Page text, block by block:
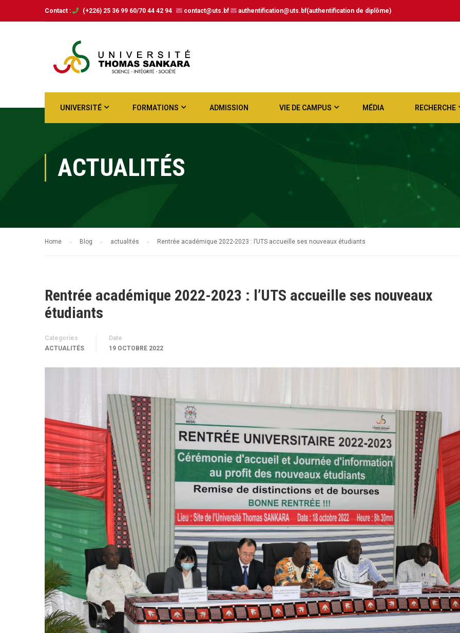
Contact : (+226) 25 36 99 60/70 44 42 94 contact@uts.bf authentification@uts.bf(authentification de diplôme)
UNIVERSITÉ FORMATIONS ADMISSION VIE DE CAMPUS MÉDIA RECHERCHE
ACTUALITÉS
Home Blog actualités Rentrée académique 2022-2023 : l’UTS accueille ses nouveaux étudiants
Rentrée académique 2022-2023 : l’UTS accueille ses nouveaux
étudiants
Categories
ACTUALITÉS
Date
19 OCTOBRE 2022